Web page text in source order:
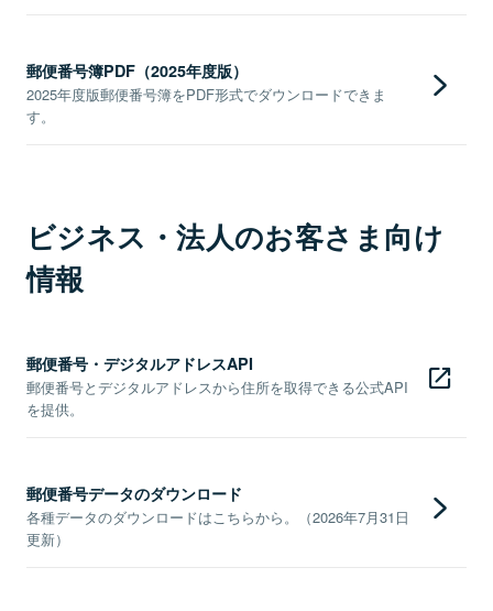
郵便番号簿PDF（2025年度版）
2025年度版郵便番号簿をPDF形式でダウンロードできま
す。
ビジネス・法人のお客さま向け
情報
郵便番号・デジタルアドレスAPI
郵便番号とデジタルアドレスから住所を取得できる公式API
を提供。
郵便番号データのダウンロード
各種データのダウンロードはこちらから。（2026年7月31日
更新）